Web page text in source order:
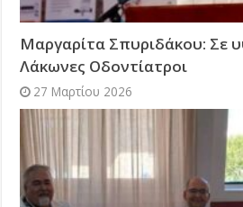
Μαργαρίτα Σπυριδάκου: Σε
Λάκωνες Οδοντίατροι
27 Μαρτίου 2026